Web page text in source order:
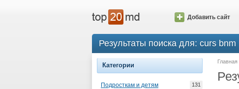
Добавить сайт
Результаты поиска для: curs bnm
Категории
Подросткам и детям 131
Главная